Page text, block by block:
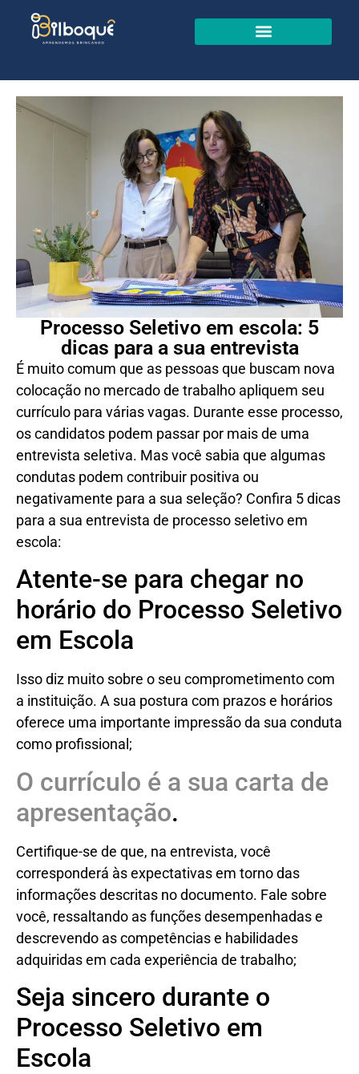
Processo Seletivo em escola: 5
dicas para a sua entrevista
É muito comum que as pessoas que buscam nova
colocação no mercado de trabalho apliquem seu
currículo para várias vagas. Durante esse processo,
os candidatos podem passar por mais de uma
entrevista seletiva. Mas você sabia que algumas
condutas podem contribuir positiva ou
negativamente para a sua seleção? Confira 5 dicas
para a sua entrevista de processo seletivo em
escola:
Atente-se para chegar no
horário do Processo Seletivo
em Escola
Isso diz muito sobre o seu comprometimento com
a instituição. A sua postura com prazos e horários
oferece uma importante impressão da sua conduta
como profissional;
O currículo é a sua carta de
apresentação.
Certifique-se de que, na entrevista, você
corresponderá às expectativas em torno das
informações descritas no documento. Fale sobre
você, ressaltando as funções desempenhadas e
descrevendo as competências e habilidades
adquiridas em cada experiência de trabalho;
Seja sincero durante o
Processo Seletivo em
Escola